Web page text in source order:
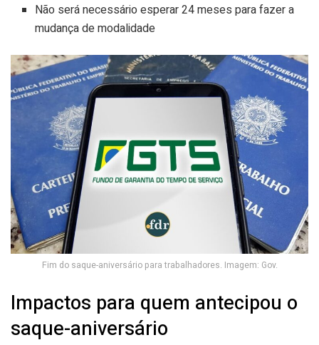
Não será necessário esperar 24 meses para fazer a
mudança de modalidade
Fim do saque-aniversário para trabalhadores. Imagem: Gov.
Impactos para quem antecipou o
saque-aniversário